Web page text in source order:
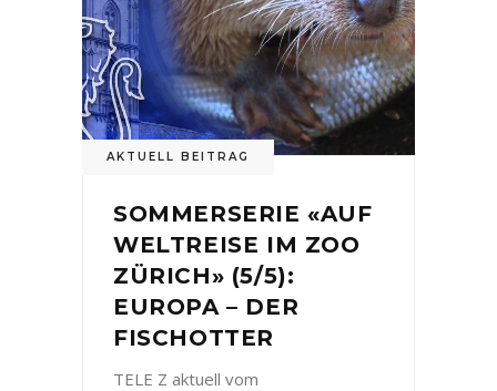
AKTUELL BEITRAG
SOMMERSERIE «AUF
WELTREISE IM ZOO
ZÜRICH» (5/5):
EUROPA – DER
FISCHOTTER
TELE Z aktuell vom